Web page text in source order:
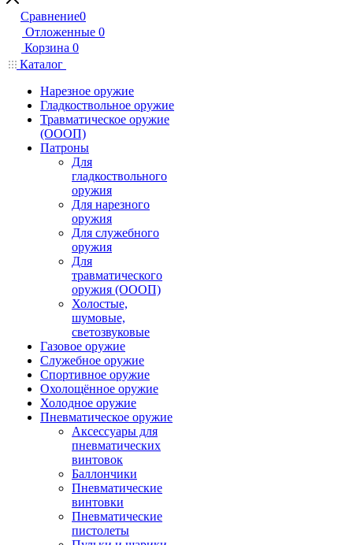
Сравнение0
Отложенные 0
Корзина 0
Каталог
Нарезное оружие
Гладкоствольное оружие
Травматическое оружие
(ОООП)
Патроны
Для
гладкоствольного
оружия
Для нарезного
оружия
Для служебного
оружия
Для
травматического
оружия (ОООП)
Холостые,
шумовые,
светозвуковые
Газовое оружие
Служебное оружие
Спортивное оружие
Охолощённое оружие
Холодное оружие
Пневматическое оружие
Аксессуары для
пневматических
винтовок
Баллончики
Пневматические
винтовки
Пневматические
пистолеты